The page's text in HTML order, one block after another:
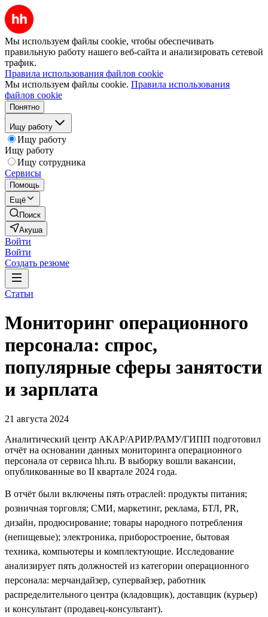
Мы используем файлы cookie, чтобы обеспечивать
правильную работу нашего веб-сайта и анализировать сетевой
трафик.
Правила использования файлов cookie
Мы используем файлы cookie. Правила использования
файлов cookie
Понятно
Ищу работу
Ищу работу
Ищу работу
Ищу сотрудника
Сервисы
Помощь
Ещё
Поиск
Акуша
Войти
Войти
Создать резюме
Статьи
Мониторинг операционного
персонала: спрос,
популярные сферы занятости
и зарплата
21 августа 2024
Аналитический центр АКАР/АРИР/РАМУ/ГИПП подготовил
отчёт на основании данных мониторинга операционного
персонала от сервиса hh.ru. В выборку вошли вакансии,
опубликованные во II квартале 2024 года.
В отчёт были включены пять отраслей: продукты питания;
розничная торговля; СМИ, маркетинг, реклама, БТЛ, PR,
дизайн, продюсирование; товары народного потребления
(непищевые); электроника, приборостроение, бытовая
техника, компьютеры и комплектующие. Исследование
анализирует пять должностей из категории операционного
персонала: мерчандайзер, супервайзер, работник
распределительного центра (кладовщик), доставщик (курьер)
и консультант (продавец-консультант).